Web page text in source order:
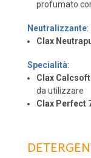
profumato
Neutralizzante:
Clax
Specialità:
Clax Calcsoft
da utilizzare
Clax Perfect